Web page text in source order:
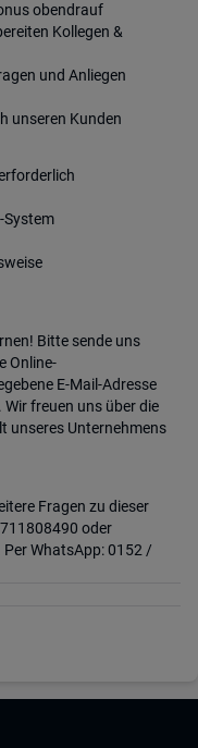
obendrauf
Kollegen &
und Anliegen
unseren Kunden
System
Bitte sende uns
Online-
E-Mail-Adresse
freuen uns über die
unseres Unternehmens
Fragen zu dieser
oder
WhatsApp: 0152 /